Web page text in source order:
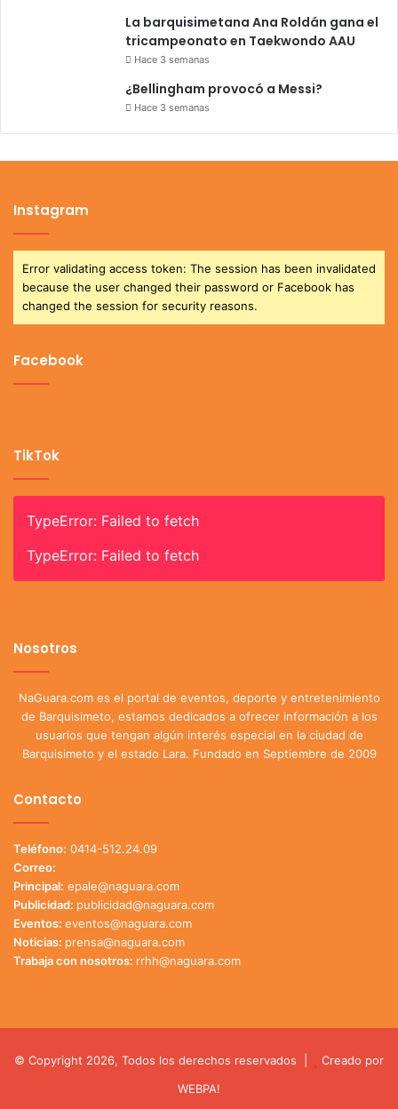
La barquisimetana Ana Roldán gana el
tricampeonato en Taekwondo AAU
Hace 3 semanas
¿Bellingham provocó a Messi?
Hace 3 semanas
Instagram
Error validating access token: The session has been invalidated
because the user changed their password or Facebook has
changed the session for security reasons.
Facebook
TikTok
TypeError: Failed to fetch
TypeError: Failed to fetch
Nosotros
NaGuara.com es el portal de eventos, deporte y entretenimiento
de Barquisimeto, estamos dedicados a ofrecer información a los
usuarios que tengan algún interés especial en la ciudad de
Barquisimeto y el estado Lara. Fundado en Septiembre de 2009
Contacto
Teléfono: 0414-512.24.09
Correo:
Principal: epale@naguara.com
Publicidad: publicidad@naguara.com
Eventos: eventos@naguara.com
Noticias: prensa@naguara.com
Trabaja con nosotros: rrhh@naguara.com
© Copyright 2026, Todos los derechos reservados |
Creado por
WEBPA!